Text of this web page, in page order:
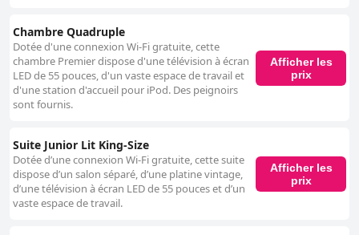
Chambre Quadruple
Dotée d'une connexion Wi-Fi gratuite, cette
chambre Premier dispose d'une télévision à écran
LED de 55 pouces, d'un vaste espace de travail et
d'une station d'accueil pour iPod. Des peignoirs
sont fournis.
Afficher les
prix
Suite Junior Lit King-Size
Dotée d’une connexion Wi-Fi gratuite, cette suite
dispose d’un salon séparé, d’une platine vintage,
d’une télévision à écran LED de 55 pouces et d’un
vaste espace de travail.
Afficher les
prix